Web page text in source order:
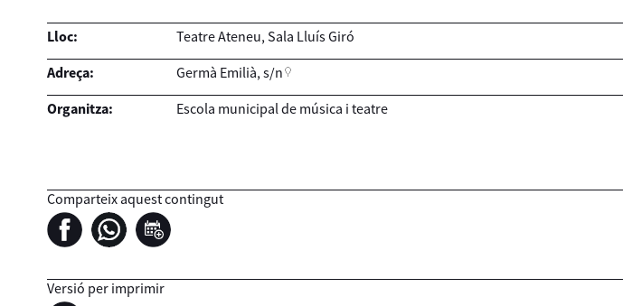
Lloc:
Teatre Ateneu, Sala Lluís Giró
Adreça:
Germà Emilià, s/n
Organitza:
Escola municipal de música i teatre
Comparteix aquest contingut
Versió per imprimir